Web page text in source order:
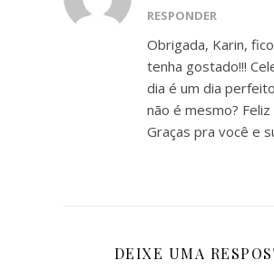
RESPONDER
Obrigada, Karin,
tenha gostado!!!
dia é um dia
não é mesmo?
Graças pra você e
DEIXE UMA